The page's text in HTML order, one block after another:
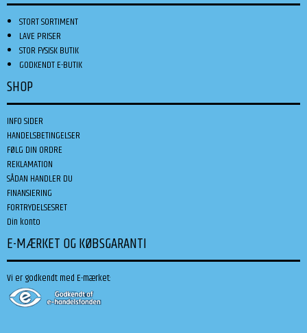
STORT SORTIMENT
LAVE PRISER
STOR FYSISK BUTIK
GODKENDT E-BUTIK
SHOP
INFO SIDER
HANDELSBETINGELSER
FØLG DIN ORDRE
REKLAMATION
SÅDAN HANDLER DU
FINANSIERING
FORTRYDELSESRET
Din konto
E-MÆRKET OG KØBSGARANTI
Vi er godkendt med E-mærket: